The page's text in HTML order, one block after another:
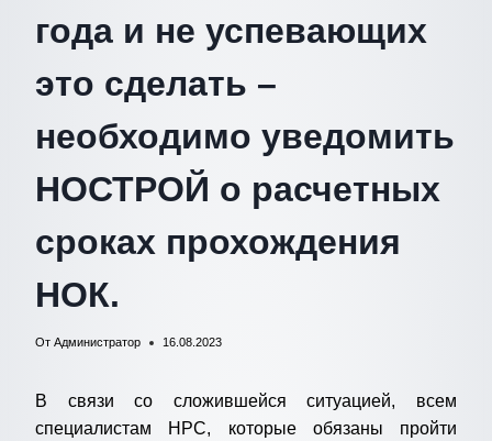
года и не успевающих
это сделать –
необходимо уведомить
НОСТРОЙ о расчетных
сроках прохождения
НОК.
От Администратор 16.08.2023
В связи со сложившейся ситуацией, всем
специалистам НРС, которые обязаны пройти